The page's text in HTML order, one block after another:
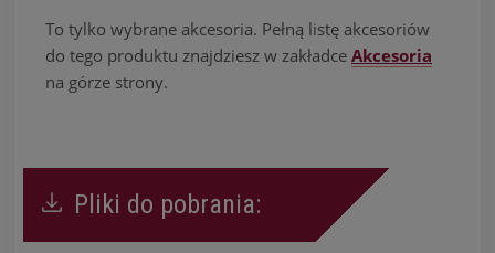
To tylko wybrane akcesoria. Pełną listę akcesoriów
do tego produktu znajdziesz w zakładce Akcesoria
na górze strony.
Pliki do pobrania: